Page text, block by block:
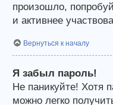
произошло,
и активнее
Вернуться к началу
Я забыл пароль!
Не паникуйте! Хотя
можно легко